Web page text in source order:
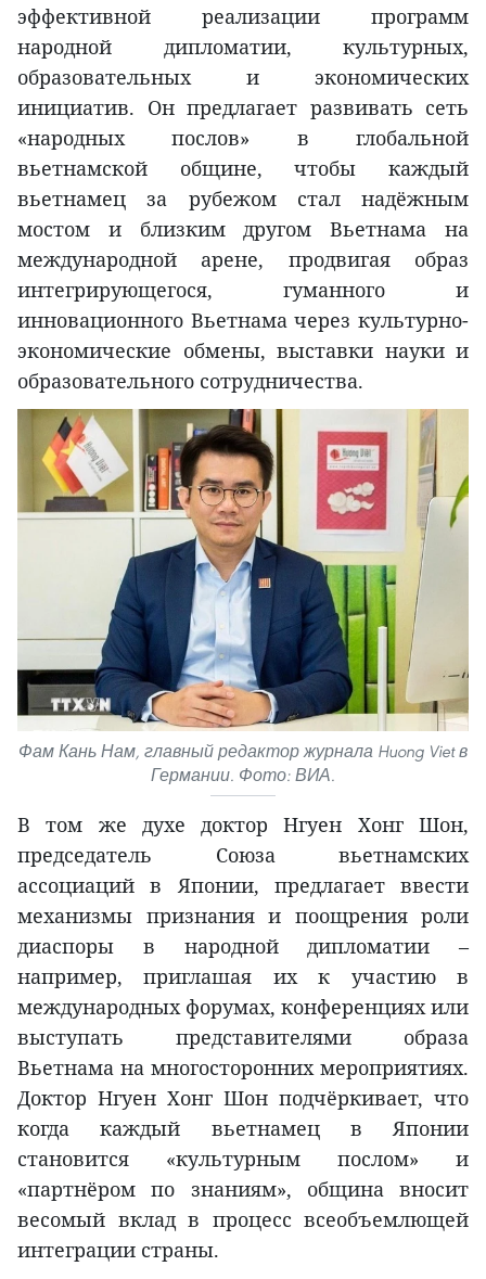
эффективной реализации программ
народной дипломатии, культурных,
образовательных и экономических
инициатив. Он предлагает развивать сеть
«народных послов» в глобальной
вьетнамской общине, чтобы каждый
вьетнамец за рубежом стал надёжным
мостом и близким другом Вьетнама на
международной арене, продвигая образ
интегрирующегося, гуманного и
инновационного Вьетнама через культурно-
экономические обмены, выставки науки и
образовательного сотрудничества.
Фам Кань Нам, главный редактор журнала Huong Viet в
Германии. Фото: ВИА.
В том же духе доктор Нгуен Хонг Шон,
председатель Союза вьетнамских
ассоциаций в Японии, предлагает ввести
механизмы признания и поощрения роли
диаспоры в народной дипломатии –
например, приглашая их к участию в
международных форумах, конференциях или
выступать представителями образа
Вьетнама на многосторонних мероприятиях.
Доктор Нгуен Хонг Шон подчёркивает, что
когда каждый вьетнамец в Японии
становится «культурным послом» и
«партнёром по знаниям», община вносит
весомый вклад в процесс всеобъемлющей
интеграции страны.